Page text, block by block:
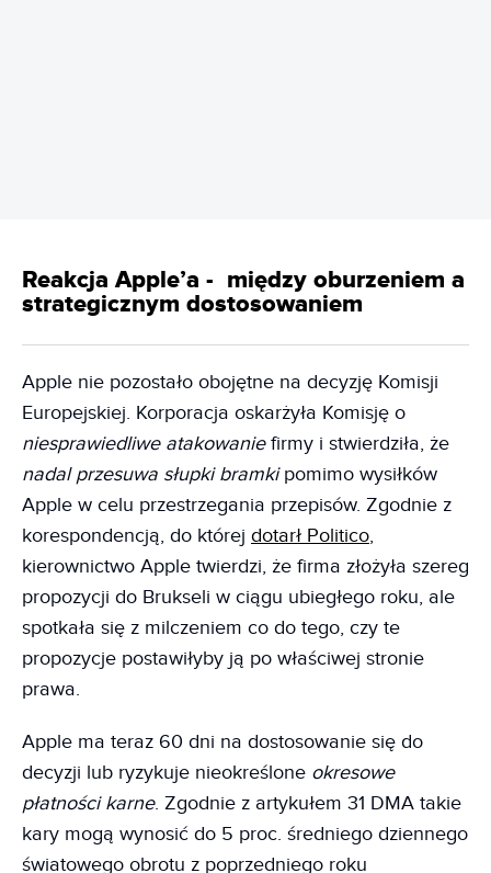
Reakcja Apple’a - między oburzeniem a
strategicznym dostosowaniem
Apple nie pozostało obojętne na decyzję Komisji
Europejskiej. Korporacja oskarżyła Komisję o
niesprawiedliwe atakowaniefirmy i stwierdziła, że
nadal przesuwa słupki bramkipomimo wysiłków
Apple w celu przestrzegania przepisów. Zgodnie z
korespondencją, do której dotarł Politico,
kierownictwo Apple twierdzi, że firma złożyła szereg
propozycji do Brukseli w ciągu ubiegłego roku, ale
spotkała się z milczeniem co do tego, czy te
propozycje postawiłyby ją po właściwej stronie
prawa.
Apple ma teraz 60 dni na dostosowanie się do
decyzji lub ryzykuje nieokreślone okresowe
płatności karne. Zgodnie z artykułem 31 DMA takie
kary mogą wynosić do 5 proc. średniego dziennego
światowego obrotu z poprzedniego roku